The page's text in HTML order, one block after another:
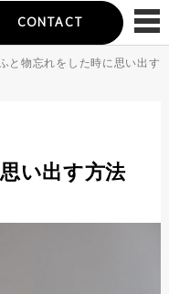
CONTACT
と物忘れをした時に思い出す
い出す方法